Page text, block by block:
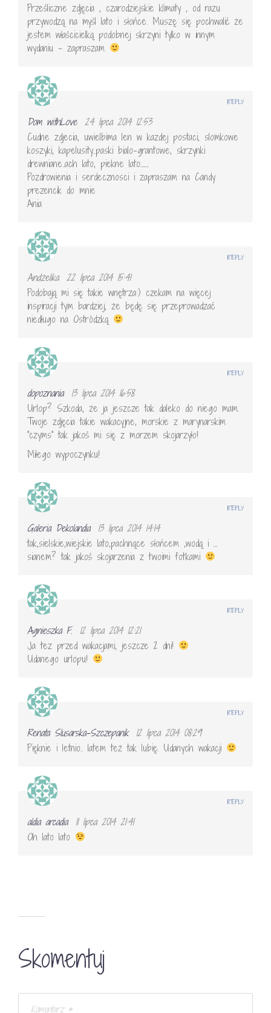
Prześliczne zdjęcia , czarodziejskie klimaty , od razu
przywodzą na myśl lato i słońce. Muszę się pochwalić że
jestem właścicielką podobnej skrzyni tylko w innym
wydaniu – zapraszam
Dom withLove 24 lipca 2014 12:53
Cudne zdjecia, uwielbima len w kazdej postaci, slomkowe
koszyki, kapelusity..paski bialo-grantowe, skrzynki
drewniane..ach lato, piekne lato…….
Pozdrowienia i serdecznosci i zapraszam na Candy
prezencik do mnie
Ania
REPLY
Andżelika 22 lipca 2014 15:41
Podobają mi się takie wnętrza:) czekam na więcej
inspiracji tym bardziej, że będę się przeprowadzać
niedługo na Ostródzką
REPLY
dopoznania
13 lipca 2014 16:58
Urlop? Szkoda, że ja jeszcze tak daleko do niego mam.
Twoje zdjęcia takie wakacyjne, morskie z marynarskim
"czyms" tak jakoś mi się z morzem skojarzyło!
Miłego wypoczynku!
REPLY
Galeria Dekolandia
13 lipca 2014 14:14
tak,sielskie,wiejskie lato,pachnące słońcem ,wodą i …
sianem? tak jakoś skojarzenia z twoimi fotkami
REPLY
Agnieszka F.
12 lipca 2014 12:21
Ja tez przed wakacjami, jeszcze 2 dni!
Udanego urlopu!
REPLY
Renata Slusarska-Szczepanik
12 lipca 2014 08:29
Pięknie i letnio.. latem też tak lubię. Udanych wakacji
REPLY
aldia arcadia
11 lipca 2014 21:41
Oh lato lato
REPLY
Skomentuj